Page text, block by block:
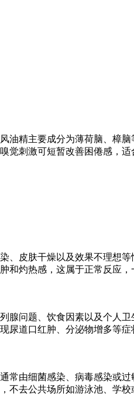
精主要成分为薄荷脑、樟
刺激可短暂改善困倦感，
皮肤干燥以及效果不理想
灼热感，这属于正常反应
问题、饮食因素以及个人
道口红肿、分泌物增多等
由细菌感染、病毒感染或
去公共场所如游泳池、学